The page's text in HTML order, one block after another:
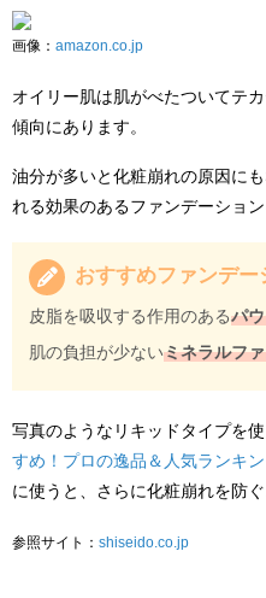
画像： amazon.co.jp
オイリー肌は肌がべたついてテ
傾向にあります。
油分が多いと化粧崩れの原因に
れる効果のあるファンデーション
おすすめファンデー
皮脂を吸収する作用のあるパ
肌の負担が少ないミネラルフ
写真のようなリキッドタイプを
すめ！プロの逸品＆人気ランキ
に使うと、さらに化粧崩れを防
参照サイト： shiseido.co.jp